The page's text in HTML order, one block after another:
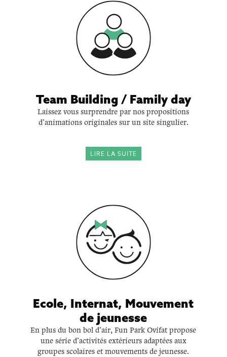
Team Building / Family day
Laissez vous surprendre par nos propositions
d’animations originales sur un site singulier.
LIRE LA SUITE
Ecole, Internat, Mouvement
de jeunesse
En plus du bon bol d’air, Fun Park Ovifat propose
une série d’activités extérieurs adaptées aux
groupes scolaires et mouvements de jeunesse.